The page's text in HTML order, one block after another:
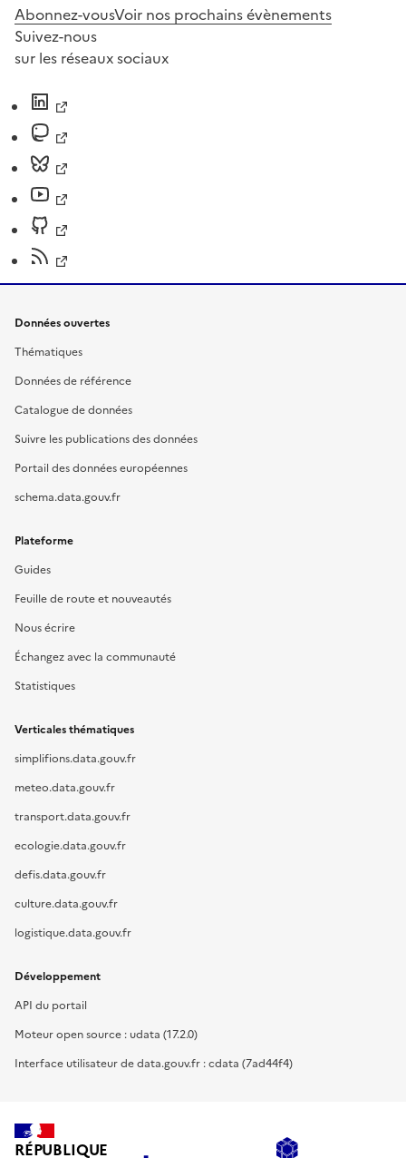
Abonnez-vousVoir nos prochains évènements
Suivez-nous
sur les réseaux sociaux
Données ouvertes
Thématiques
Données de référence
Catalogue de données
Suivre les publications des données
Portail des données européennes
schema.data.gouv.fr
Plateforme
Guides
Feuille de route et nouveautés
Nous écrire
Échangez avec la communauté
Statistiques
Verticales thématiques
simplifions.data.gouv.fr
meteo.data.gouv.fr
transport.data.gouv.fr
ecologie.data.gouv.fr
defis.data.gouv.fr
culture.data.gouv.fr
logistique.data.gouv.fr
Développement
API du portail
Moteur open source : udata (17.2.0)
Interface utilisateur de data.gouv.fr : cdata (7ad44f4)
RÉPUBLIQUE